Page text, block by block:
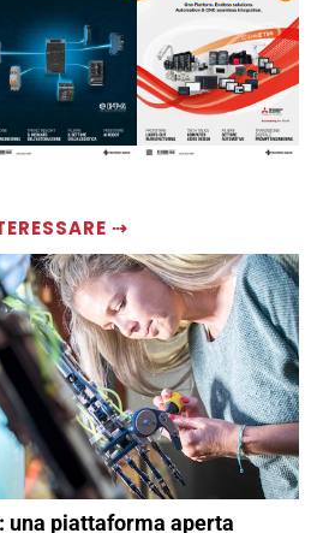
⇢
una piattaforma aperta